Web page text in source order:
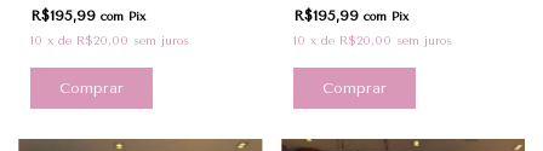
R$195,99 com Pix
10 x de R$20,00 sem juros
Comprar
R$195,99 com Pix
10 x de R$20,00 sem juros
Comprar